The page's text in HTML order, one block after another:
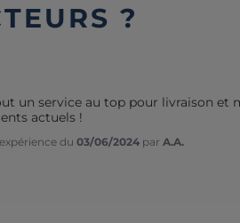
?
un service au top pour livraison et
actuels !
du 03/06/2024 par A.A.